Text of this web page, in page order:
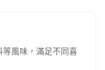
風味，滿足不同喜